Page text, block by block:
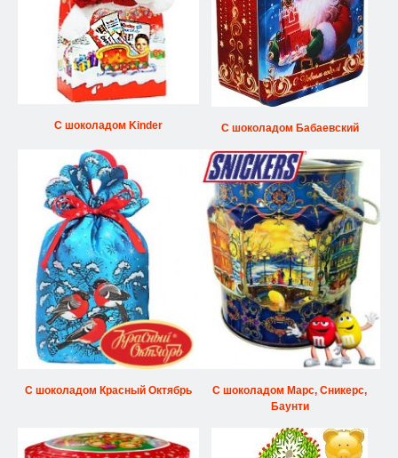
С шоколадом Kinder С шоколадом Бабаевский
С шоколадом Красный Октябрь
С шоколадом Марс, Сникерс,
Баунти